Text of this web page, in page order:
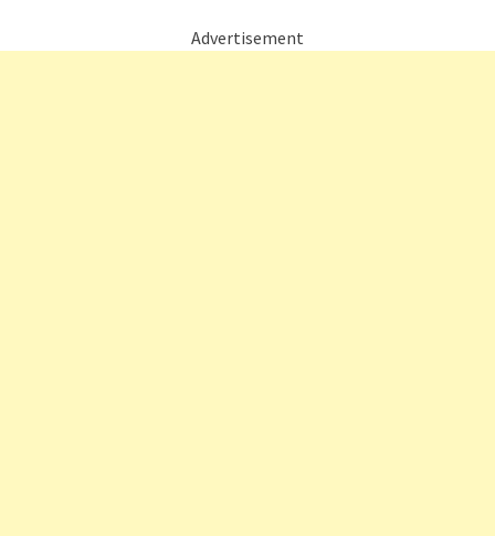
Advertisement